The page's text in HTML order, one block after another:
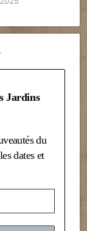
Jardins
du
dates et